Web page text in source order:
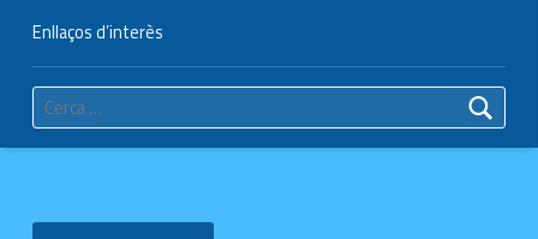
Enllaços d’interès
Cerca: